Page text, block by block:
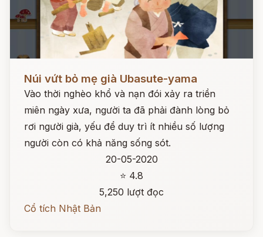
Núi vứt bỏ mẹ già Ubasute-yama
Vào thời nghèo khổ và nạn đói xảy ra triền
miên ngày xưa, người ta đã phải đành lòng bỏ
rơi người già, yếu để duy trì ít nhiều số lượng
người còn có khả năng sống sót.
20-05-2020
⭐ 4.8
5,250 lượt đọc
Cổ tích Nhật Bản